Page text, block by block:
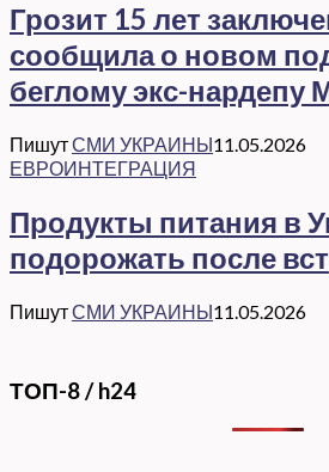
Грозит 15 лет
сообщила о новом
беглому экс-нардепу
ПишутСМИ УКРАИНЫ11.05.2026
ЕВРОИНТЕГРАЦИЯ
Продукты питания в
подорожать после
ПишутСМИ УКРАИНЫ11.05.2026
ТОП-8 / h24